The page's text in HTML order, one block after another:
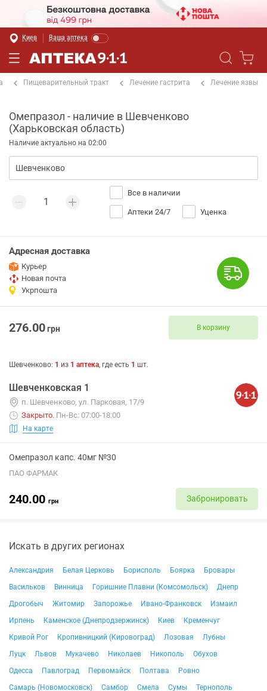
Киев Ваша аптека
Пищеварительный тракт Лечение гастрита Лечение язвы
Омепразол - наличие в Шевченково
(Харьковская область)
Наличие актуально на 02:00
Все в наличии
Аптеки 24/7 Уценка
Адресная доставка
Курьер
Новая почта
Укрпошта
276.00грн В корзину
Шевченково: 1 из 1 аптека, где есть 1 шт.
Шевченковская 1
п. Шевченково, ул. Парковая, 17/9
Закрыто. Пн-Вс: 07:00-18:00
На карте
Омепразол капс. 40мг №30
ПАО ФАРМАК
240.00 грн Забронировать
Искать в других регионах
Александрия Белая Церковь Борисполь Боярка
Бровары
Васильков
Винница Горишние Плавни (Комсомольск)
Днепр
Дрогобыч
Житомир Запорожье Ивано-Франковск
Измаил
Ирпень
Каменское (Днепродзержинск) Киев
Кременчуг
Кривой Рог
Кропивницкий (Кировоград) Лозовая
Лубны
Луцк
Львов Мукачево Николаев Никополь
Обухов
Одесса
Павлоград Первомайск Полтава
Ровно
Самарь (Новомосковск)
Самбор Смела Сумы
Тернополь